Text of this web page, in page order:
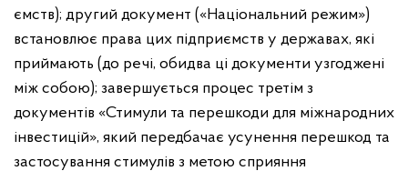
ємств); другий документ («Національний режим»)
встановлює права цих підприємств у державах, які
приймають (до речі, оби­два ці документи узгоджені
між собою); завершується процес третім з
документів «Стимули та перешкоди для міжнародних
інвестицій», який передбачає усунення перешкод та
застосуван­ня стимулів з метою сприяння